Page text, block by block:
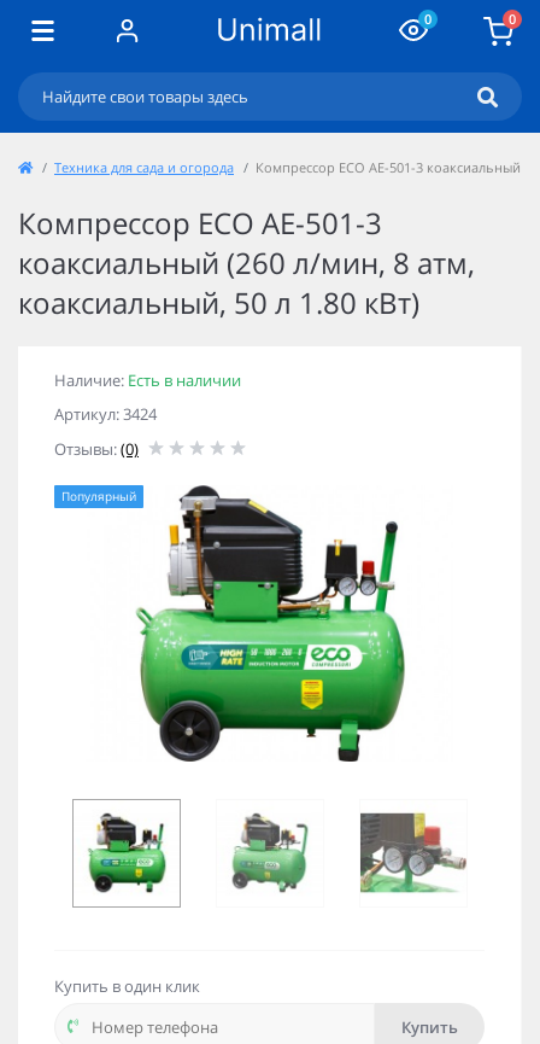
0 0
Техника для сада и огорода Компрессор ECO AE-501-3 коаксиальный
Компрессор ECO AE-501-3
коаксиальный (260 л/мин, 8 атм,
коаксиальный, 50 л 1.80 кВт)
Наличие: Есть в наличии
Артикул: 3424
Отзывы:(0)
Популярный
Купить в один клик
Купить